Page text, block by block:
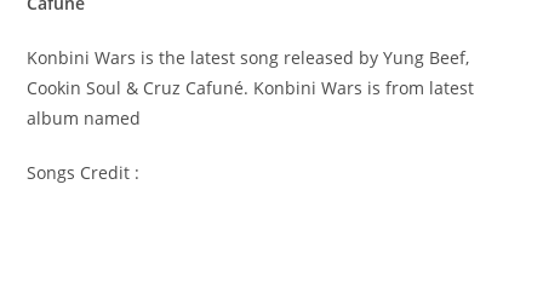
Konbini Wars is the latest song released by Yung Beef,
Cookin Soul & Cruz Cafuné. Konbini Wars is from latest
album named
Songs Credit :